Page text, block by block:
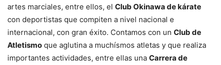
artes marciales, entre ellos, el Club Okinawa de kárate
con deportistas que compiten a nivel nacional e
internacional, con gran éxito. Contamos con un Club de
Atletismo que aglutina a muchísmos atletas y que realiza
importantes actividades, entre ellas una Carrera de